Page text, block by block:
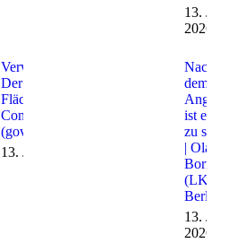
13. Juli
2026
Verwaltungscloud:
Der Weg in die
Fläche | Simone
Conrad
(govdigital)
13. Juli 2026
Nach
dem
Angriff
ist es
zu spät
| Olaf
Borries
(LKA
Berlin)
13. Juli
2026